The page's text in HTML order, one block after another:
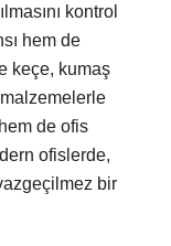
kontrol
hem de
keçe, kumaş
de ofis
ofislerde,
bir